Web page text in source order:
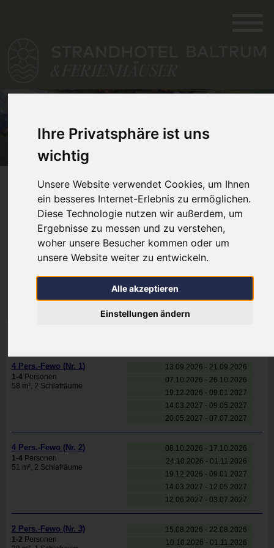
Ihre Privatsphäre ist uns
wichtig
Unsere Website verwendet Cookies, um Ihnen
ein besseres Internet-Erlebnis zu ermöglichen.
Diese Technologie nutzen wir außerdem, um
Ergebnisse zu messen und zu verstehen,
woher unsere Besucher kommen oder um
unsere Website weiter zu entwickeln.
Alle akzeptieren
Einstellungen ändern
FERIENHAUS
WIETJES
Here you find the current availability of our apartments.
Please call us for a free quote!
0800 wietjes(0800-9438537)